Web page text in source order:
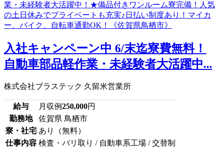
入社キャンペーン中 6/末迄寮費無料！
自動車部品軽作業・未経験者大活躍中...
株式会社ブラステック 久留米営業所
給与 月収例250,000円
勤務地
佐賀県 鳥栖市
寮・社宅 あり（無料）
仕事内容 検査・バリ取り / 自動車系工場 / 交替制